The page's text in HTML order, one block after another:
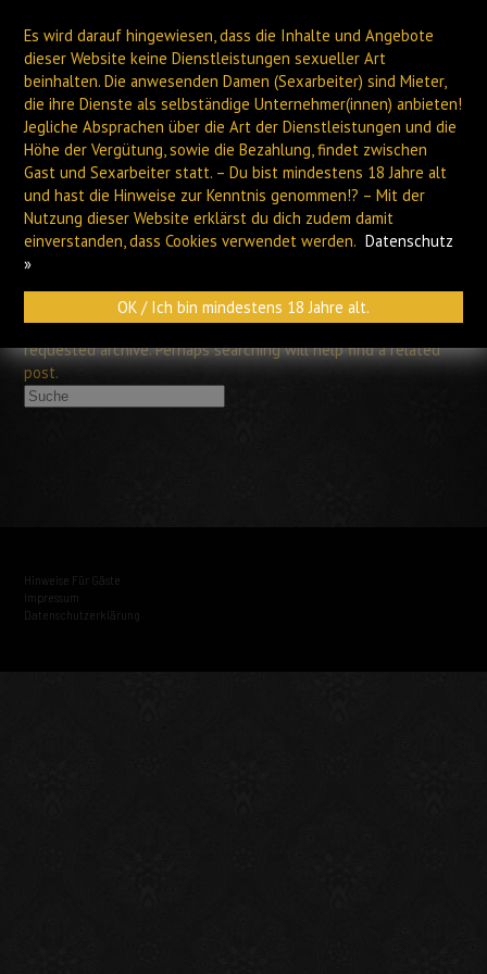
PLAUEN HOF
Archiv
Nothing Found Apologies, but no results were found for the
requested archive. Perhaps searching will help find a related
post.
Hinweise Für Gäste
Impressum
Datenschutzerklärung
Es wird darauf hingewiesen, dass die Inhalte und Angebote
dieser Website keine Dienstleistungen sexueller Art
beinhalten. Die anwesenden Damen (Sexarbeiter) sind Mieter,
die ihre Dienste als selbständige Unternehmer(innen) anbieten!
Jegliche Absprachen über die Art der Dienstleistungen und die
Höhe der Vergütung, sowie die Bezahlung, findet zwischen
Gast und Sexarbeiter statt. – Du bist mindestens 18 Jahre alt
und hast die Hinweise zur Kenntnis genommen!? – Mit der
Nutzung dieser Website erklärst du dich zudem damit
einverstanden, dass Cookies verwendet werden. Datenschutz
»
OK / Ich bin mindestens 18 Jahre alt.